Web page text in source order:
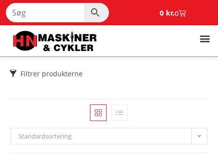
0 kr.0
Filtrer produkterne
Standardsortering